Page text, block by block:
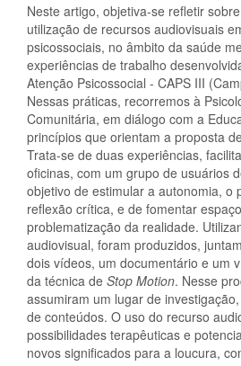
Neste artigo, objetiva-se refletir
utilização de recursos audiovisuais
psicossociais, no âmbito da saúde
experiências de trabalho
Atenção Psicossocial - CAPS III
Nessas práticas, recorremos à
Comunitária, em diálogo com a
princípios que orientam a proposta
Trata-se de duas experiências,
oficinas, com um grupo de usuários
objetivo de estimular a autonomia, o
reflexão crítica, e de fomentar
problematização da realidade.
audiovisual, foram produzidos,
dois vídeos, um documentário e um
da técnica de Stop Motion. Nesse
assumiram um lugar de
de conteúdos. O uso do recurso
possibilidades terapêuticas e
novos significados para a loucura,